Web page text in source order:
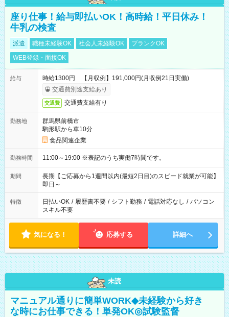
座り仕事！給与即払いOK！高時給！平日休み！
牛乳の検査
派遣 職種未経験OK 社会人未経験OK
ブランクOK
WEB登録・面接OK
給与
時給1300円 【月収例】191,000円(月収例21日実働)
交通費別途支給あり
交通費 交通費支給有り
勤務地
群馬県前橋市
駒形駅から車10分
食品関連企業
勤務時間 11:00～19:00 ※表記のうち実働7時間です。
期間
長期【ご応募から1週間以内(最短2日目)のスピード就業が可能】
即日～
特徴 日払いOK / 履歴書不要 / シフト勤務 / 電話対応なし / パソコン
スキル不要
気になる！ 応募する 詳細へ
未読
マニュアル通りに簡単WORK◆未経験から好き
な時にお仕事できる！単発OK◎試験監督